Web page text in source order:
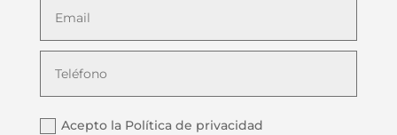
Acepto la Política de privacidad